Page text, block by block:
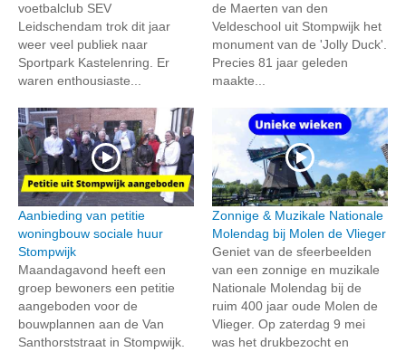
voetbalclub SEV
Leidschendam trok dit jaar
weer veel publiek naar
Sportpark Kastelenring. Er
waren enthousiaste...
de Maerten van den
Veldeschool uit Stompwijk het
monument van de 'Jolly Duck'.
Precies 81 jaar geleden
maakte...
Aanbieding van petitie
woningbouw sociale huur
Stompwijk
Maandagavond heeft een
groep bewoners een petitie
aangeboden voor de
bouwplannen aan de Van
Santhorststraat in Stompwijk.
Zonnige & Muzikale Nationale
Molendag bij Molen de Vlieger
Geniet van de sfeerbeelden
van een zonnige en muzikale
Nationale Molendag bij de
ruim 400 jaar oude Molen de
Vlieger. Op zaterdag 9 mei
was het drukbezocht en